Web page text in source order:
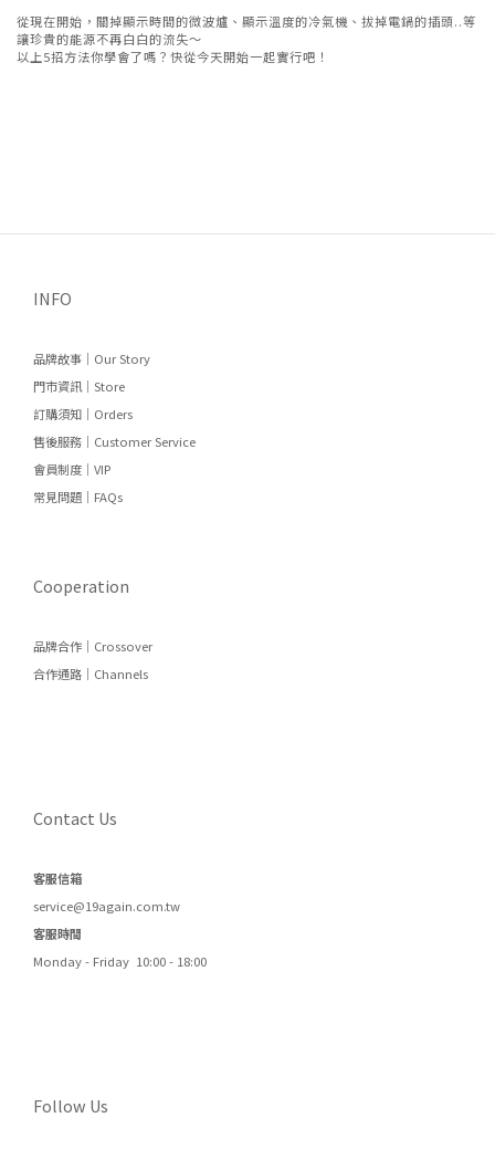
從現在開始，關掉顯示時間的微波爐、顯示溫度的冷氣機、拔掉電鍋的插頭..等
讓珍貴的能源不再白白的流失～
以上5招方法你學會了嗎？快從今天開始一起實行吧！
INFO
品牌故事｜Our Story
門市資訊｜Store
訂購須知｜Orders
售後服務｜Customer Service
會員制度｜VIP
常見問題｜FAQs
Cooperation
品牌合作｜Crossover
合作通路｜Channels
Contact Us
客服信箱
service@19again.com.tw
客服時間
Monday - Friday 10:00 - 18:00
Follow Us